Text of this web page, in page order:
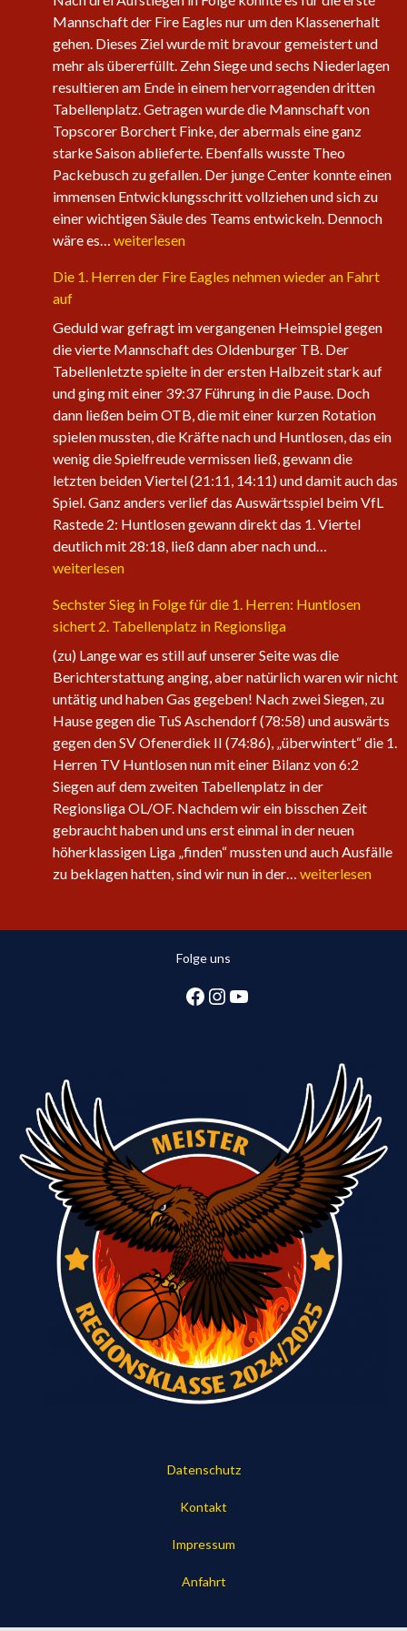
Mannschaft der Fire Eagles nur um den Klassenerhalt
gehen. Dieses Ziel wurde mit bravour gemeistert und
mehr als übererfüllt. Zehn Siege und sechs Niederlagen
resultieren am Ende in einem hervorragenden dritten
Tabellenplatz. Getragen wurde die Mannschaft von
Topscorer Borchert Finke, der abermals eine ganz
starke Saison ablieferte. Ebenfalls wusste Theo
Packebusch zu gefallen. Der junge Center konnte einen
immensen Entwicklungsschritt vollziehen und sich zu
einer wichtigen Säule des Teams entwickeln. Dennoch
wäre es… Saisonabschluss
Herrenteams
weiterlesen
Die 1. Herren der Fire Eagles nehmen wieder an Fahrt
auf
Geduld war gefragt im vergangenen Heimspiel gegen
die vierte Mannschaft des Oldenburger TB. Der
Tabellenletzte spielte in der ersten Halbzeit stark auf
und ging mit einer 39:37 Führung in die Pause. Doch
dann ließen beim OTB, die mit einer kurzen Rotation
spielen mussten, die Kräfte nach und Huntlosen, das ein
wenig die Spielfreude vermissen ließ, gewann die
letzten beiden Viertel (21:11, 14:11) und damit auch das
Spiel. Ganz anders verlief das Auswärtsspiel beim VfL
Rastede 2: Huntlosen gewann direkt das 1. Viertel
deutlich mit 28:18, ließ dann aber nach und…
der
Eagles
nehmen
wieder
an
Fahrt
auf
weiterlesen
Sechster Sieg in Folge für die 1. Herren: Huntlosen
sichert 2. Tabellenplatz in Regionsliga
(zu) Lange war es still auf unserer Seite was die
Berichterstattung anging, aber natürlich waren wir nicht
untätig und haben Gas gegeben! Nach zwei Siegen, zu
Hause gegen die TuS Aschendorf (78:58) und auswärts
gegen den SV Ofenerdiek II (74:86), „überwintert“ die 1.
Herren TV Huntlosen nun mit einer Bilanz von 6:2
Siegen auf dem zweiten Tabellenplatz in der
Regionsliga OL/OF. Nachdem wir ein bisschen Zeit
gebraucht haben und uns erst einmal in der neuen
höherklassigen Liga „finden“ mussten und auch Ausfälle
zu beklagen hatten, sind wir nun in der… Sechster
sichert
2.
Tabellenplatz
in
Regionsliga
weiterlesen
Folge uns
Facebook
Instagram
YouTube
Datenschutz
Kontakt
Impressum
Anfahrt